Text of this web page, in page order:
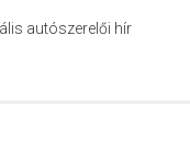
autószerelői hír